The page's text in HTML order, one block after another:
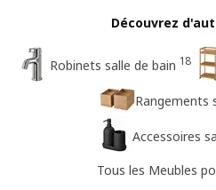
Découvrez
Robinets salle de bain 18
Rangements
Accessoires
Tous les Meubles